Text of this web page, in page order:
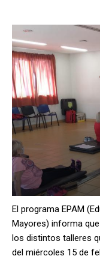
El programa EPAM
Mayores) informa
los distintos talleres
del miércoles 15 de